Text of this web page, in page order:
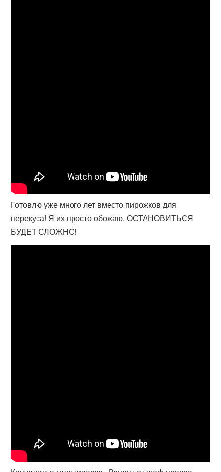
Готовлю уже много лет вместо пирожков для
перекуса! Я их просто обожаю. ОСТАНОВИТЬСЯ
БУДЕТ СЛОЖНО!